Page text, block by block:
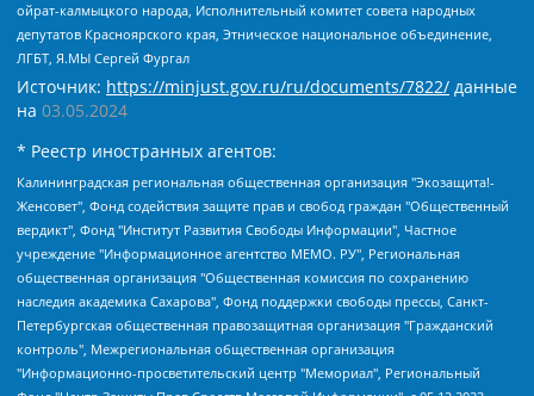
ойрат-калмыцкого народа, Исполнительный комитет совета народных
депутатов Красноярского края, Этническое национальное объединение,
ЛГБТ, Я.МЫ Сергей Фургал
Источник: https://minjust.gov.ru/ru/documents/7822/ данные
на 03.05.2024
* Реестр иностранных агентов:
Калининградская региональная общественная организация "Экозащита!-Женсовет", Фонд содействия защите прав и свобод граждан "Общественный вердикт", Фонд "Институт Развития Свободы Информации", Частное учреждение "Информационное агентство МЕМО. РУ", Региональная общественная организация "Общественная комиссия по сохранению наследия академика Сахарова", Фонд поддержки свободы прессы, Санкт-Петербургская общественная правозащитная организация "Гражданский контроль", Межрегиональная общественная организация "Информационно-просветительский центр "Мемориал", Региональный Фонд "Центр Защиты Прав Средств Массовой Информации", с 05.12.2023 Фонд "Центр Защиты Прав Средств массовой информации", Региональная общественная благотворительная организация помощи беженцам и мигрантам "Гражданское содействие", Негосударственное образовательное учреждение дополнительного профессионального образования (повышение квалификации) специалистов "АКАДЕМИЯ ПО ПРАВАМ ЧЕЛОВЕКА", Свердловская региональная общественная организация "Сутяжник", Автономная некоммерческая организация "Центр независимых социологических исследований", Союз общественных объединений "Российский исследовательский центр по правам человека", Региональное общественное учреждение научно-информационный центр "МЕМОРИАЛ", Некоммерческая организация "Фонд защиты гласности", Автономная некоммерческая организация "Институт прав человека", Городская общественная организация "Екатеринбургское общество "МЕМОРИАЛ", Городская общественная организация "Рязанское историко-просветительское и правозащитное общество "Мемориал" (Рязанский Мемориал), Челябинский региональный орган общественной самодеятельности – женское общественное объединение "Женщины Евразии", Челябинский региональный орган общественной самодеятельности "Уральская правозащитная группа", Фонд содействия защите здоровья и социальной справедливости имени Андрея Рылькова, Автономная Некоммерческая Организация "Аналитический Центр Юрия Левады", Автономная некоммерческая организация социальной поддержки населения "Проект Апрель", Региональная общественная организация помощи женщинам и детям, находящимся в кризисной ситуации "Информационно-методический центр "Анна", Фонд содействия развитию массовых коммуникаций и правовому просвещению "Так-так-Так", Фонд содействия устойчивому развитию "Серебряная тайга", Свердловский региональный общественный фонд социальных проектов "Новое время", "Idel.Реалии", Кавказ.Реалии, Крым.Реалии, Телеканал Настоящее Время, Татаро-башкирская служба Радио Свобода (Azatliq Radiosi), Радио Свободная Европа/Радио Свобода (PCE/PC), "Сибирь.Реалии", "Фактограф", Благотворительный фонд помощи осужденным и их семьям, Автономная некоммерческая организация "Институт глобализации и социальных движений", Фонд "В защиту прав заключенных", Частное учреждение "Центр поддержки и содействия развитию средств массовой информации", Пензенский региональный общественный благотворительный фонд "Гражданский союз", "Север.Реалии", Некоммерческая организация Фонд "Правовая инициатива", Общество с ограниченной ответственностью "Радио Свободная Европа/Радио Свобода", Чешское информационное агентство "MEDIUM-ORIENT", Красноярская региональная общественная организация "Мы против СПИДа", Камалягин Денис Николаевич, Маркелов Сергей Евгеньевич, Пономарев Лев Александрович, Савицкая Людмила Алексеевна, Автономная некоммерческая организация "Центр по работе с проблемой насилия "НАСИЛИЮ.НЕТ", Межрегиональный профессиональный союз работников здравоохранения "Альянс врачей", Юридическое лицо, зарегистрированное в Латвийской Республике, SIA "Medusa Project" (регистрационный номер 40103797863, дата регистрации 10.06.2014), Некоммерческая организация "Фонд по борьбе с коррупцией", Автономная некоммерческая организация "Институт права и публичной политики", Баданин Роман Сергеевич, Гликин Максим Александрович, Железнова Мария Михайловна, Лукьянова Юлия Сергеевна, Маетная Елизавета Витальевна, Маняхин Петр Борисович, Чуракова Ольга Владимировна, Ярош Юлия Петровна, Юридическое лицо "The Insider SIA", зарегистрированное в Риге, Латвийская Республика (дата регистрации 26.06.2015), являющееся администратором доменного имени интернет-издания "The Insider SIA", https://theins.ru, Постернак Алексей Евгеньевич, Рубин Михаил Аркадьевич, Анин Роман Александрович, Юридическое лицо Istories fonds, зарегистрированное в Латвийской Республике (регистрационный номер 50008295751, дата регистрации 24.02.2020), Великовский Дмитрий Александрович, Долинина Ирина Николаевна, Мароховская Алеся Алексеевна, Шлейнов Роман Юрьевич, Шмагун Олеся Валентиновна, Общество с ограниченной ответственностью "Альтаир 2021", Общество с ограниченной ответственностью "Вега 2021", Общество с ограниченной ответственностью "Главный редактор 2021", Общество с ограниченной ответственностью "Ромашки монолит", Важенков Артем Валерьевич, Ивановская областная общественная организация "Центр гендерных исследований", Гурман Юрий Альбертович, Медиапроект "ОВД-Инфо", Егоров Владимир Владимирович, Жилинский Владимир Александрович, Общество с ограниченной ответственностью "ЗП", Иванова София Юрьевна, Карезина Инна Павловна, Кильтау Екатерина Викторовна, Петров Алексей Викторович, Пискунов Сергей Евгеньевич, Смирнов Сергей Сергеевич, Тихонов Михаил Сергеевич, Общество с ограниченной ответственностью "ЖУРНАЛИСТ-ИНОСТРАННЫЙ АГЕНТ", Арапова Галина Юрьевна, Вольтская Татьяна Анатольевна, Американская компания "Mason G.E.S. Anonymous Foundation" (США), являющаяся владельцем интернет-издания https://mnews.world/, Компания "Stichting Bellingcat", зарегистрированная в Нидерландах (дата регистрации 11.07.2018), Захаров Андрей Вячеславович, Клепиковская Екатерина Дмитриевна, Общество с ограниченной ответственностью "МЕМО", Перл Роман Александрович, Симонов Евгений Алексеевич, Соловьева Елена Анатольевна, Сотников Даниил Владимирович, Сурначева Елизавета Дмитриевна, Автономная некоммерческая организация по защите прав человека и информированию населения "Якутия – Наше Мнение", Общество с ограниченной ответственностью "Москоу диджитал медиа", с 26.01.2023 Общество с ограниченной ответственностью "Чайка Белые сады", Ветошкина Валерия Валерьевна, Заговора Максим Александрович, Межрегиональное общественное движение "Российская ЛГБТ - сеть", Оленичев Максим Владимирович, Павлов Иван Юрьевич, Скворцова Елена Сергеевна, Общество с ограниченной ответственностью "Как бы инагент", Кочетков Игорь Викторович, Общество с ограниченной ответственностью "Честные выборы", Еланчик Олег Александрович, Общество с ограниченной ответственностью "Нобелевский призыв", Гималова Регина Эмилевна, Григорьев Андрей Валерьевич, Григорьева Алина Александровна, Ассоциация по содействию защите прав призывников, альтернативнослужащих и военнослужащих "Правозащитная группа "Гражданин.Армия.Право", Хисамова Регина Фаритовна, Автономная некоммерческая организация по реализации социально-правовых программ "Лилит", Дальневосточное общественное движение "Маяк", Санкт-Петербургская ЛГБТ-инициативная группа "Выход", Инициативная группа ЛГБТ+ "Реверс", Алексеев Андрей Викторович, Бекбулатова Таисия Львовна, Беляев Иван Михайлович, Владыкина Елена Сергеевна, Гельман Марат Александрович, Никульшина Вероника Юрьевна, Толоконникова Надежда Андреевна, Шендерович Виктор Анатольевич, Общество с ограниченной ответственностью "Данное сообщение", Общество с ограниченной ответственностью Издательский дом "Новая глава", Айнбиндер Александра Александровна, Московский комьюнити-центр для ЛГБТ+инициатив, Благотворительный фонд развития филантропии, Deutsche Welle (Германия, Kurt-Schumacher-Strasse 3, 53113 Bonn), Борзунова Мария Михайловна, Воробьев Виктор Викторович, Голубева Анна Львовна, Константинова Алла Михайловна, Малкова Ирина Владимировна, Мурадов Мурад Абдулгалимович, Осетинская Елизавета Николаевна, Понасенков Евгений Николаевич, Ганапольский Матвей Юрьевич, Киселев Евгений Алексеевич, Борухович Ирина Григорьевна, Дремин Иван Тимофеевич, Дубровский Дмитрий Викторович, Красноярская региональная общественная организация поддержки и развития альтернативных образовательных технологий и межкультурных коммуникаций "ИНТЕРРА", Маяковская Екатерина Алексеевна, Фейгин Марк Захарович, Филимонов Андрей Викторович, Дзугкоева Регина Николаевна, Доброхотов Роман Александрович, Дудь Юрий Александрович, Елкин Сергей Владимирович, Кругликов Кирилл Игоревич, Сабунаева Мария Леонидовна, Семенов Алексей Владимирович, Шаинян Карен Багратович, Шульман Екатерина Михайловна, Асафьев Артур Валерьевич, Вахштайн Виктор Семенович, Венедиктов Алексей Алексеевич, Лушникова Екатерина Евгеньевна, Волков Леонид Михайлович, Невзоров Александр Глебович, Пархоменко Сергей Борисович, Сироткин Ярослав Николаевич, Кара-Мурза Владимир Владимирович, Баранова Наталья Владимировна, Гозман Леонид Яковлевич, Кагарлицкий Борис Юльевич, Климарев Михаил Валерьевич, Милов Владимир Станиславович, Автономная некоммерческая организация Краснодарский центр современного искусства "Типография", Моргенштерн Алишер Тагирович, Соболь Любовь Эдуардовна, Общество с ограниченной ответственностью "ЛИЗА НОРМ", Каспаров Гарри Кимович, Ходорковский Михаил Борисович, Общество с ограниченной ответственностью "Апрельские тезисы", Данилович Ирина Брониславовна, Кашин Олег Владимирович, Петров Николай Владимирович, Пивоваров Алексей Владимирович, Соколов Михаил Владимирович, Цветкова Юлия Владимировна, Чичваркин Евгений Александрович, Комитет против пыток/Команда против пыток, Общество с ограниченной ответственностью "Первый научный", Общество с ограниченной ответственностью "Вертолет и ко", Белоцерковская Вероника Борисовна, Кац Максим Евгеньевич, Лазарева Татьяна Юрьевна, Шаведдинов Руслан Табризович, Яшин Илья Валерьевич, Общество с ограниченной ответственностью "Иноагент ААВ", Алешковский Дмитрий Петрович, Альбац Евгения Марковна, Быков Дмитрий Львович, Галямина Юлия Евгеньевна, Лойко Сергей Леонидович, Мартынов Кирилл Константинович, Медведев Сергей Александрович, Крашенинников Федор Геннадиевич, Гордеева Катерина Вл